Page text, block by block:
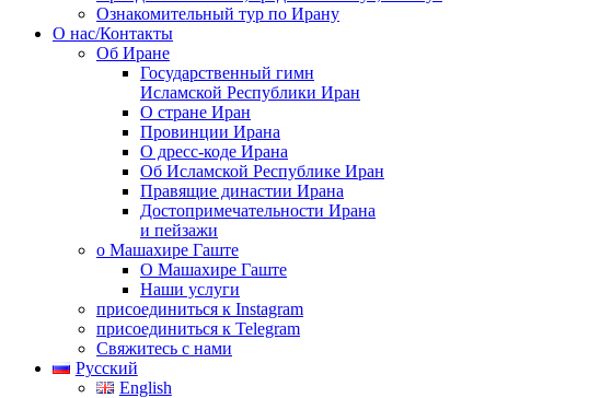
Ознакомительный тур по Ирану
О нас/Контакты
Об Иране
Государственный гимн
Исламской Республики Иран
О стране Иран
Провинции Ирана
О дресс-коде Ирана
Об Исламской Республике Иран
Правящие династии Ирана
Достопримечательности Ирана
и пейзажи
о Машахире Гаште
О Машахире Гаште
Наши услуги
присоединиться к Instagram
присоединиться к Telegram
Свяжитесь с нами
Русский
English